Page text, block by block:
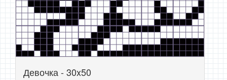
Девочка - 30x50